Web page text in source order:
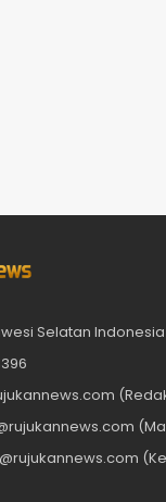
Selatan Indonesia